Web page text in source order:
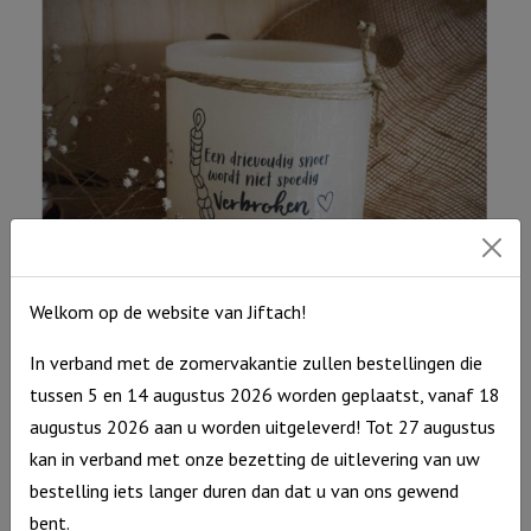
Windlicht M: “Een drievoudig snoer wordt niet spoedig…” Ivoor
15,95
Uitverkocht
Welkom op de website van Jiftach!
In verband met de zomervakantie zullen bestellingen die
tussen 5 en 14 augustus 2026 worden geplaatst, vanaf 18
augustus 2026 aan u worden uitgeleverd! Tot 27 augustus
kan in verband met onze bezetting de uitlevering van uw
bestelling iets langer duren dan dat u van ons gewend
bent.